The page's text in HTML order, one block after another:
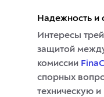
Надежность и
Интересы
защитой
комиссии
спорных
техническую